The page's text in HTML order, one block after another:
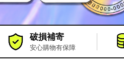
破損補寄
安心購物有保障